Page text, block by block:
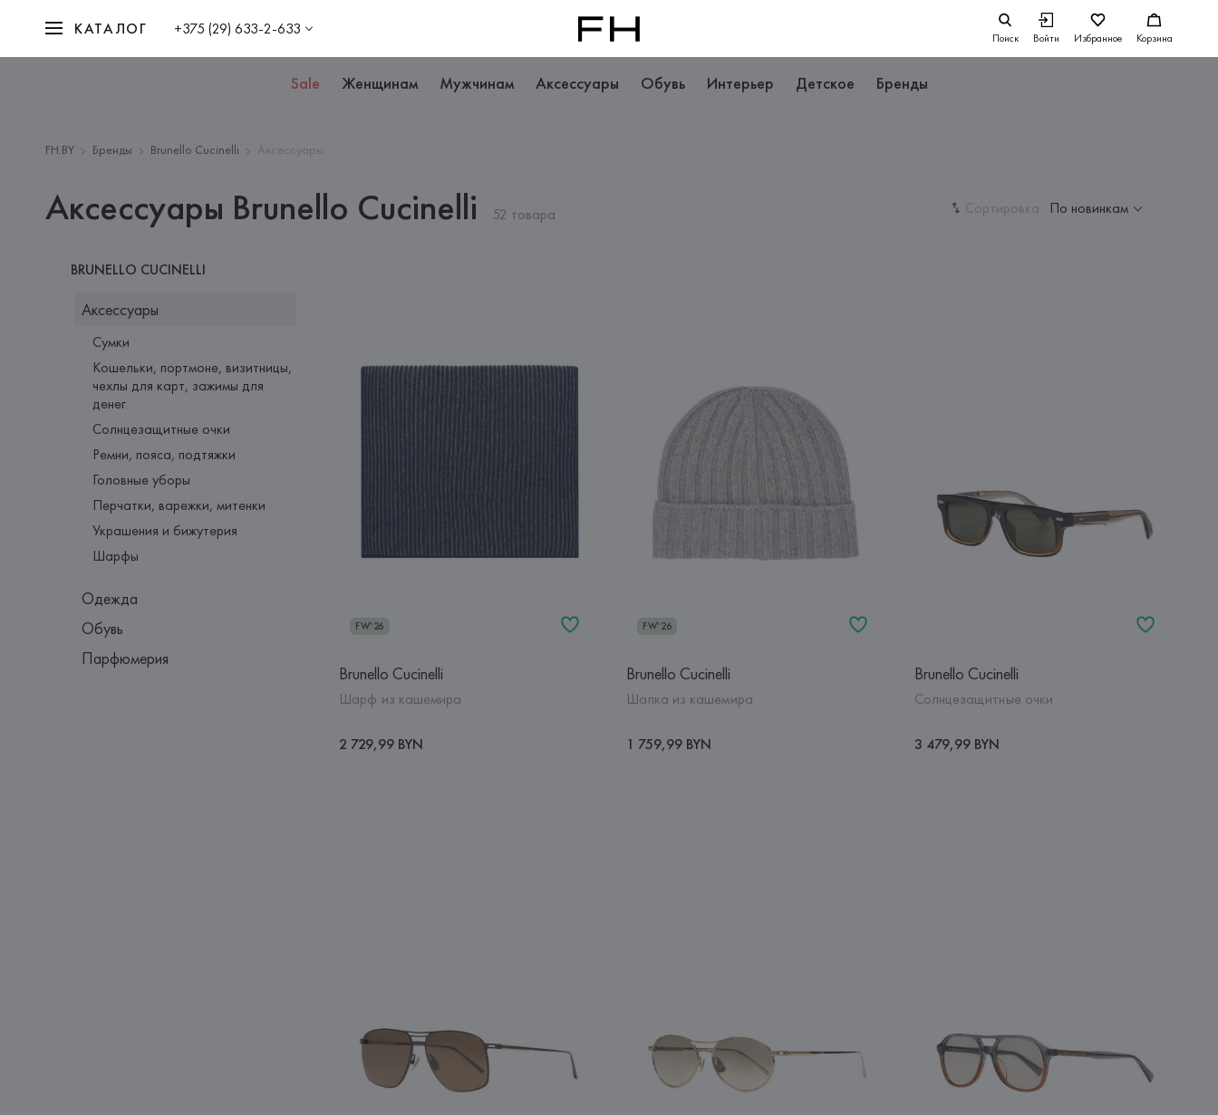
КАТАЛОГ +375 (29) 633-2-633 Поиск Войти Избранное Корзина
Sale Женщинам Мужчинам Аксессуары Обувь Интерьер Детское Бренды
FH.BY Бренды Brunello Cucinelli Аксессуары
Аксессуары Brunello Cucinelli 52 товара Сортировка: По новинкам
BRUNELLO CUCINELLI
Аксессуары
Сумки
Кошельки, портмоне, визитницы,
чехлы для карт, зажимы для
денег
Солнцезащитные очки
Ремни, пояса, подтяжки
Головные уборы
Перчатки, варежки, митенки
Украшения и бижутерия
Шарфы
Одежда
Обувь
Парфюмерия
FW'26
Brunello Cucinelli
Шарф из кашемира
2 729,99 BYN
FW'26
Brunello Cucinelli
Шапка из кашемира
1 759,99 BYN
Brunello Cucinelli
Солнцезащитные очки
3 479,99 BYN